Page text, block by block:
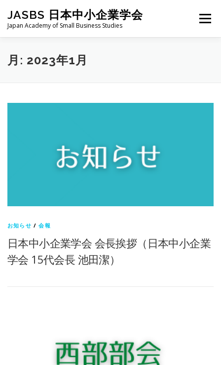
JASBS 日本中小企業学会
Japan Academy of Small Business Studies
メニュー
日本中小企業学会について
月: 2023年1月
お知らせ /会報
日本中小企業学会 会長挨拶（日本中小企業
学会 15代会長 池田潔）